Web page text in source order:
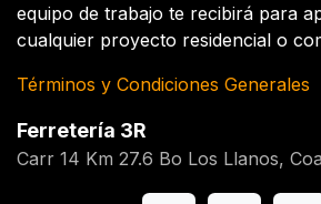
equipo de trabajo te recibirá para
cualquier proyecto residencial o
Términos y Condiciones Generales
Ferretería 3R
Carr 14 Km 27.6 Bo Los Llanos,